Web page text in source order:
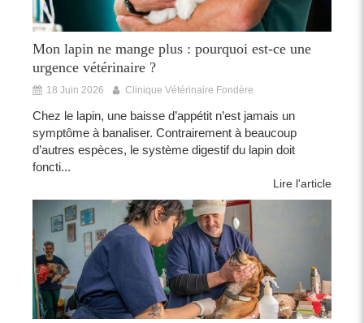
Mon lapin ne mange plus : pourquoi est-ce une
urgence vétérinaire ?
18 Juin 2026 Clinique Vétérinaire Fondère
Chez le lapin, une baisse d’appétit n’est jamais un
symptôme à banaliser. Contrairement à beaucoup
d’autres espèces, le système digestif du lapin doit
foncti...
Lire l'article